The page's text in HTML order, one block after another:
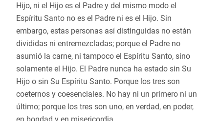
Hijo, ni el Hijo es el Padre y del mismo modo el
Espíritu Santo no es el Padre ni es el Hijo. Sin
embargo, estas personas así distinguidas no están
divididas ni entremezcladas; porque el Padre no
asumió la carne, ni tampoco el Espíritu Santo, sino
solamente el Hijo. El Padre nunca ha estado sin Su
Hijo o sin Su Espíritu Santo. Porque los tres son
coeternos y coesenciales. No hay ni un primero ni un
último; porque los tres son uno, en verdad, en poder,